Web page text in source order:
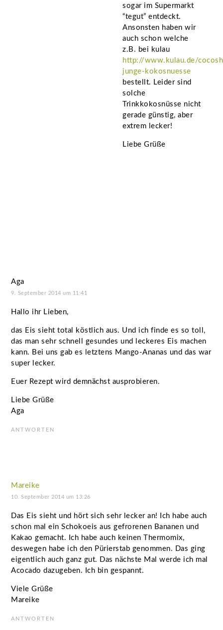
sogar im Supermarkt
“tegut” entdeckt.
Ansonsten haben wir
auch schon welche
z.B. bei kulau
http://www.kulau.de/
junge-kokosnuesse
bestellt. Leider sind
solche
Trinkkokosnüsse nicht
gerade günstig, aber
extrem lecker!
Liebe Grüße
Aga
9. September 2014 um 11:41
Hallo ihr Lieben,
das Eis sieht total köstlich aus. Und ich finde es so toll,
das man sehr schnell gesundes und leckeres Eis machen
kann. Bei uns gab es letztens Mango-Ananas und das war
super lecker.
Euer Rezept wird demnächst ausprobieren.
Liebe Grüße
Aga
ANTWORTEN
Mareike
10. September 2014 um 13:26
Das Eis sieht und hört sich sehr lecker an! Ich habe auch
schon mal ein Schokoeis aus gefrorenen Bananen und
Kakao gemacht. Ich habe auch keinen Thermomix,
deswegen habe ich den Pürierstab genommen. Das ging
eigentlich auch ganz gut. Das nächste Mal werde ich mal
Acocado dazugeben. Ich bin gespannt.
Viele Grüße
Mareike
ANTWORTEN